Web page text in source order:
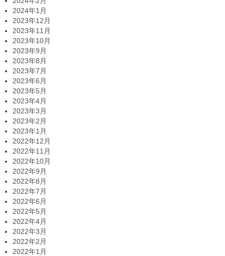
2024年1月
2023年12月
2023年11月
2023年10月
2023年9月
2023年8月
2023年7月
2023年6月
2023年5月
2023年4月
2023年3月
2023年2月
2023年1月
2022年12月
2022年11月
2022年10月
2022年9月
2022年8月
2022年7月
2022年6月
2022年5月
2022年4月
2022年3月
2022年2月
2022年1月